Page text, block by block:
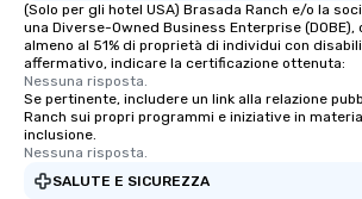
(Solo per gli hotel USA) Brasada Ranch e/o la
una Diverse-Owned Business Enterprise (DOBE),
almeno al 51% di proprietà di individui con
affermativo, indicare la certificazione ottenuta:
Nessuna risposta.
Se pertinente, includere un link alla relazione
Ranch sui propri programmi e iniziative in
inclusione.
Nessuna risposta.
SALUTE E SICUREZZA